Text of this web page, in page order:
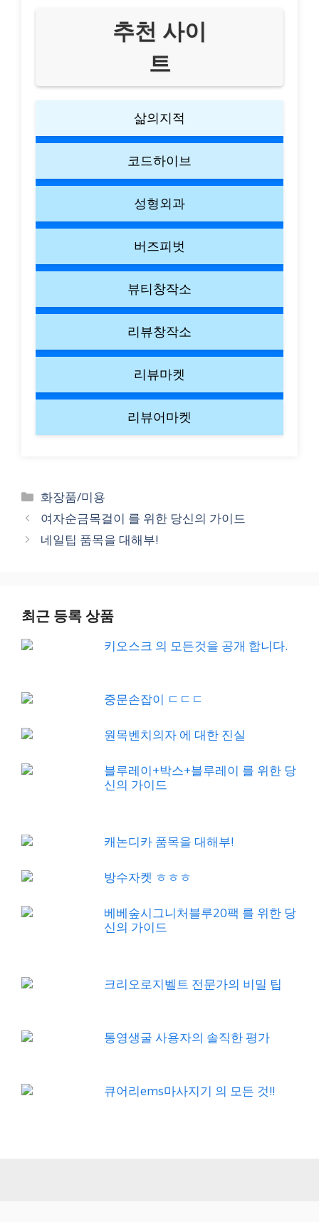
추천 사이
트
삶의지적
코드하이브
성형외과
버즈피벗
뷰티창작소
리뷰창작소
리뷰마켓
리뷰어마켓
Categories
화장품/미용
여자순금목걸이 를 위한 당신의 가이드
네일팁 품목을 대해부!
최근 등록 상품
키오스크 의 모든것을 공개 합니다.
중문손잡이 ㄷㄷㄷ
원목벤치의자 에 대한 진실
블루레이+박스+블루레이 를 위한 당
신의 가이드
캐논디카 품목을 대해부!
방수자켓 ㅎㅎㅎ
베베숲시그니처블루20팩 를 위한 당
신의 가이드
크리오로지벨트 전문가의 비밀 팁
통영생굴 사용자의 솔직한 평가
큐어리ems마사지기 의 모든 것!!